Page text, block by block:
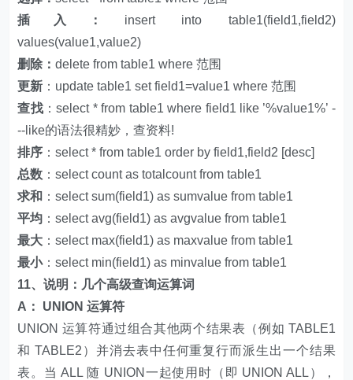
插入： insert into table1(field1,field2)
values(value1,value2)
删除：delete from table1 where 范围
更新 ：update table1 set field1=value1 where 范围
查找 ：select * from table1 where field1 like ’%value1%’ -
--like的语法很精妙，查资料!
排序 ：select * from table1 order by field1,field2 [desc]
总数 ：select count as totalcount from table1
求和 ：select sum(field1) as sumvalue from table1
平均 ：select avg(field1) as avgvalue from table1
最大 ：select max(field1) as maxvalue from table1
最小：select min(field1) as minvalue from table1
11、说明：几个高级查询运算词
A： UNION 运算符
UNION 运算符通过组合其他两个结果表（例如 TABLE1
和 TABLE2）并消去表中任何重复行而派生出一个结果
表。当 ALL 随 UNION一起使用时（即 UNION ALL），